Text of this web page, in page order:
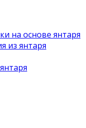
на основе янтаря
из янтаря